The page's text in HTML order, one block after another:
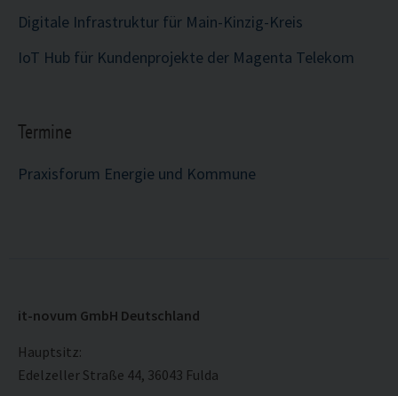
Digitale Infrastruktur für Main-Kinzig-Kreis
IoT Hub für Kundenprojekte der Magenta Telekom
Termine
Praxisforum Energie und Kommune
it-novum GmbH Deutschland
Hauptsitz:
Edelzeller Straße 44, 36043 Fulda